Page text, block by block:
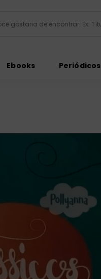
Ebooks Periódicos
horas